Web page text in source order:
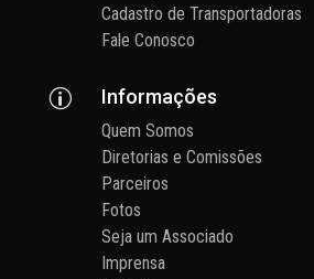
Cadastro de Transportadoras
Fale Conosco
p Informações
Quem Somos
Diretorias e Comissões
Parceiros
Fotos
Seja um Associado
Imprensa